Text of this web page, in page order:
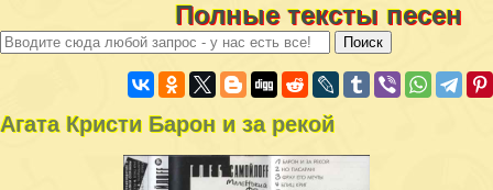
Полные тексты песен
Агата Кристи Барон и за рекой